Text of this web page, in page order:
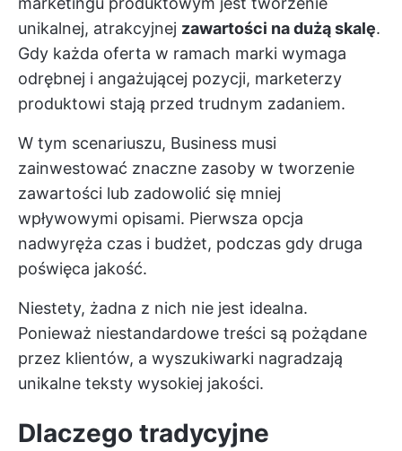
unikalnej, atrakcyjnej zawartości na dużą skalę.
Gdy każda oferta w ramach marki wymaga
odrębnej i angażującej pozycji, marketerzy
produktowi stają przed trudnym zadaniem.
W tym scenariuszu, Business musi
zainwestować znaczne zasoby w tworzenie
zawartości lub zadowolić się mniej
wpływowymi opisami. Pierwsza opcja
nadwyręża czas i budżet, podczas gdy druga
poświęca jakość.
Niestety, żadna z nich nie jest idealna.
Ponieważ niestandardowe treści są pożądane
przez klientów, a wyszukiwarki nagradzają
unikalne teksty wysokiej jakości.
Dlaczego tradycyjne